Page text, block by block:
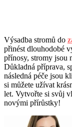
Výsadba stromů do
přinést dlouhodobé
přínosy, stromy jsou
Důkladná příprava,
následná péče jsou
si můžete užívat
let. Vytvořte si svůj
novými přírůstky!